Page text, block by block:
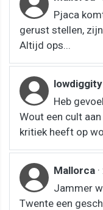
Pjaca
gerust stellen,
Altijd ops...
lowdiggity
Heb
Wout een cult
kritiek heeft op
Mallorca ·
Jammer
Twente een